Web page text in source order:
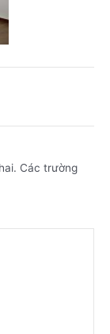
Các trường